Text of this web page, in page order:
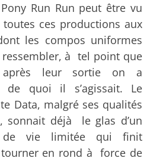
Run Run peut être vu
toutes ces productions aux
les compos uniformes
à tel point que
après leur sortie on a
de quoi il s’agissait. Le
Data, malgré ses qualités
sonnait déjà le glas d’un
vie limitée qui finit
en rond à force de